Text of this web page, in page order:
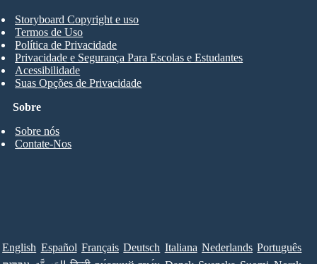
Sobre
Sobre nós
Contate-Nos
Storyboard Copyright e uso
Termos de Uso
Política de Privacidade
Privacidade e Segurança Para Escolas e Estudantes
Acessibilidade
Suas Opções de Privacidade
English Español Français Deutsch Italiana Nederlands Português